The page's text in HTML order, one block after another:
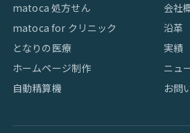
matoca 処方せん
matoca for クリニック
となりの医療
ホームページ制作
自動精算機
会社
沿革
実績
ニュ
お問